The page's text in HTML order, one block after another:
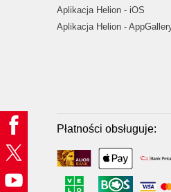
Aplikacja Helion - iOS
Aplikacja Helion -
Płatności obsługuje: